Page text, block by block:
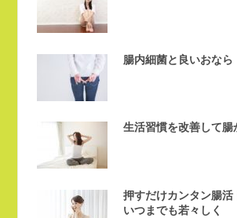
腸内細菌と良いおなら
生活習慣を改善して腸
押すだけカンタン腸
いつまでも若々しく